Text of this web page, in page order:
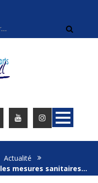
Actualité
mesures sanitaires…